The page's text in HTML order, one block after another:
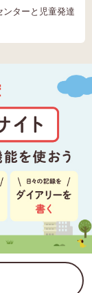
ターと児童発達